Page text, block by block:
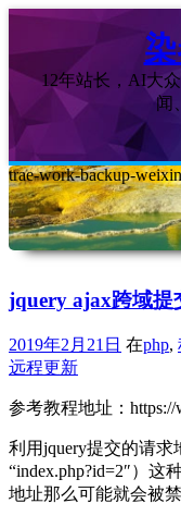
12年站长，AI大
闻
trae-work-backup-
jquery ajax跨域提
2019年2月21日 在php,
远程更新
参考教程地址：https://
利用jquery提交的请求
“index.php?id=2″）
地址那么可能就会被